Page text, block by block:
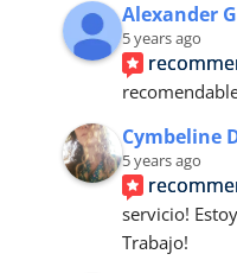
Alexander
5 years ago
Cymbeline
5 years ago
servicio!
Trabajo!